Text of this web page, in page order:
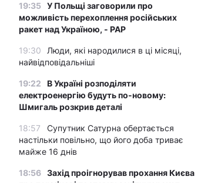
19:35 У Польщі заговорили про
можливість перехоплення російських
ракет над Україною, - PAP
19:30
Люди, які народилися в ці місяці,
найвідповідальніші
19:22
В Україні розподіляти
електроенергію будуть по-новому:
Шмигаль розкрив деталі
18:57
Супутник Сатурна обертається
настільки повільно, що його доба триває
майже 16 днів
18:56 Захід проігнорував прохання Києва